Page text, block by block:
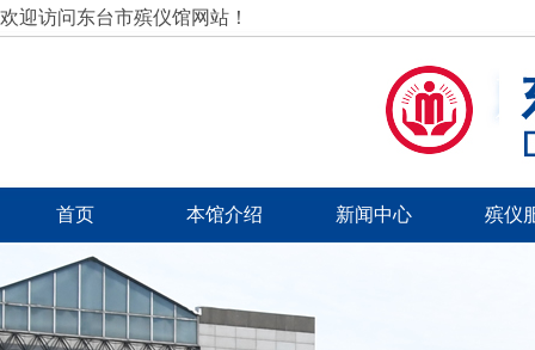
欢迎访问东台市殡仪馆网站！
首页 本馆介绍 新闻中心 殡仪